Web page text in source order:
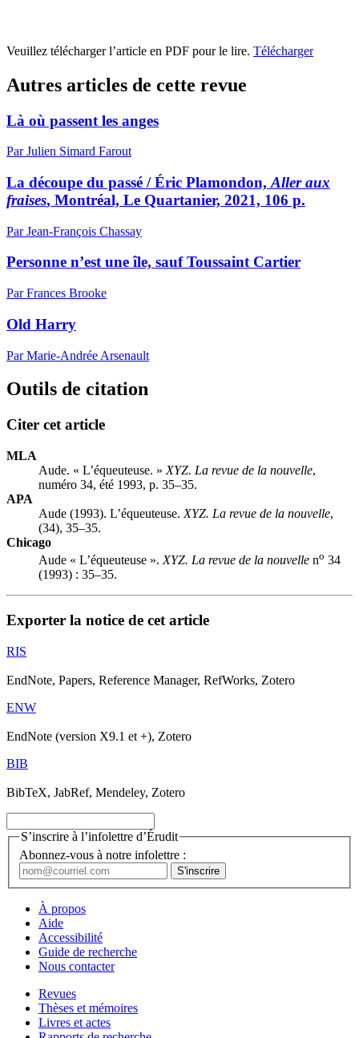
Veuillez télécharger l’article en PDF pour le lire. Télécharger
Autres articles de cette revue
Là où passent les anges
Par Julien Simard Farout
La découpe du passé / Éric Plamondon, Aller aux
fraises, Montréal, Le Quartanier, 2021, 106 p.
Par Jean-François Chassay
Personne n’est une île, sauf Toussaint Cartier
Par Frances Brooke
Old Harry
Par Marie-Andrée Arsenault
Outils de citation
Citer cet article
MLA
Aude. « L’équeuteuse. » XYZ. La revue de la nouvelle,
numéro 34, été 1993, p. 35–35.
APA
Aude (1993). L’équeuteuse. XYZ. La revue de la nouvelle,
(34), 35–35.
Chicago
Aude « L’équeuteuse ».XYZ. La revue de la nouvelle no 34
(1993) : 35–35.
Exporter la notice de cet article
RIS
EndNote, Papers, Reference Manager, RefWorks, Zotero
ENW
EndNote (version X9.1 et +), Zotero
BIB
BibTeX, JabRef, Mendeley, Zotero
S’inscrire à l’infolettre d’Érudit
Abonnez-vous à notre infolettre :
À propos
Aide
Accessibilité
Guide de recherche
Nous contacter
Revues
Thèses et mémoires
Livres et actes